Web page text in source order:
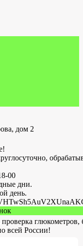
дом 2
00
дни.
день.
глюкометров,
всей России!